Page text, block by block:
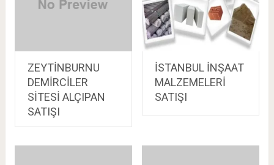
ZEYTİNBURNU
DEMİRCİLER
SİTESİ ALÇIPAN
SATIŞI
İSTANBUL İNŞAAT
MALZEMELERİ
SATIŞI